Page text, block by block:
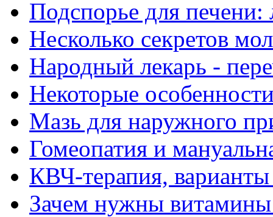
Подспорье для печени:
Несколько секретов
Народный лекарь -
Некоторые
Мазь для наружного
Гомеопатия и
КВЧ-терапия,
Зачем нужны